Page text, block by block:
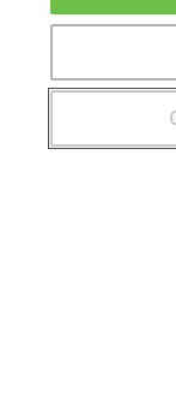
Hablemos de
Locos por las
CENTROS DE